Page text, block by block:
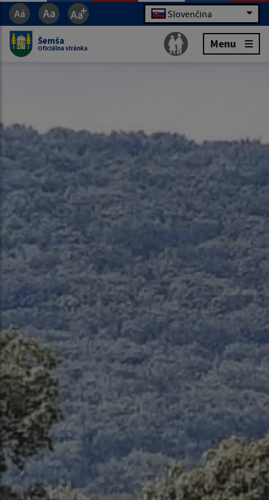
Slovenčina
Šemša
Oficiálna stránka Menu